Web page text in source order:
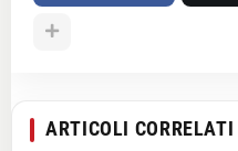
ARTICOLI CORRELATI